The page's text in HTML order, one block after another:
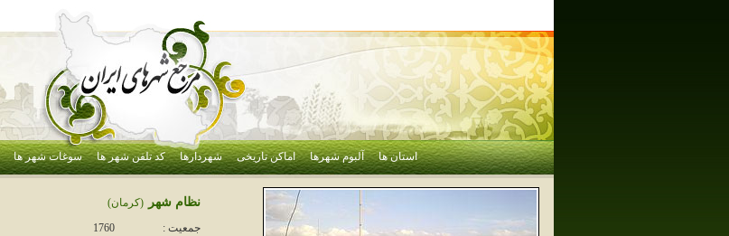
استان ها آلبوم شهرها اماکن تاریخی شهردارها کد تلفن شهر ها سوغات شهر ها
نظام شهر
(كرمان)
جمعیت :
1760